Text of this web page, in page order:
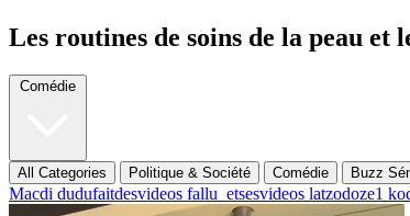
Les routines de soins de la peau et
Comédie
All Categories Politique & Société Comédie Buzz
Macdi dudufaitdesvideos fallu_etsesvideos latzodoze1